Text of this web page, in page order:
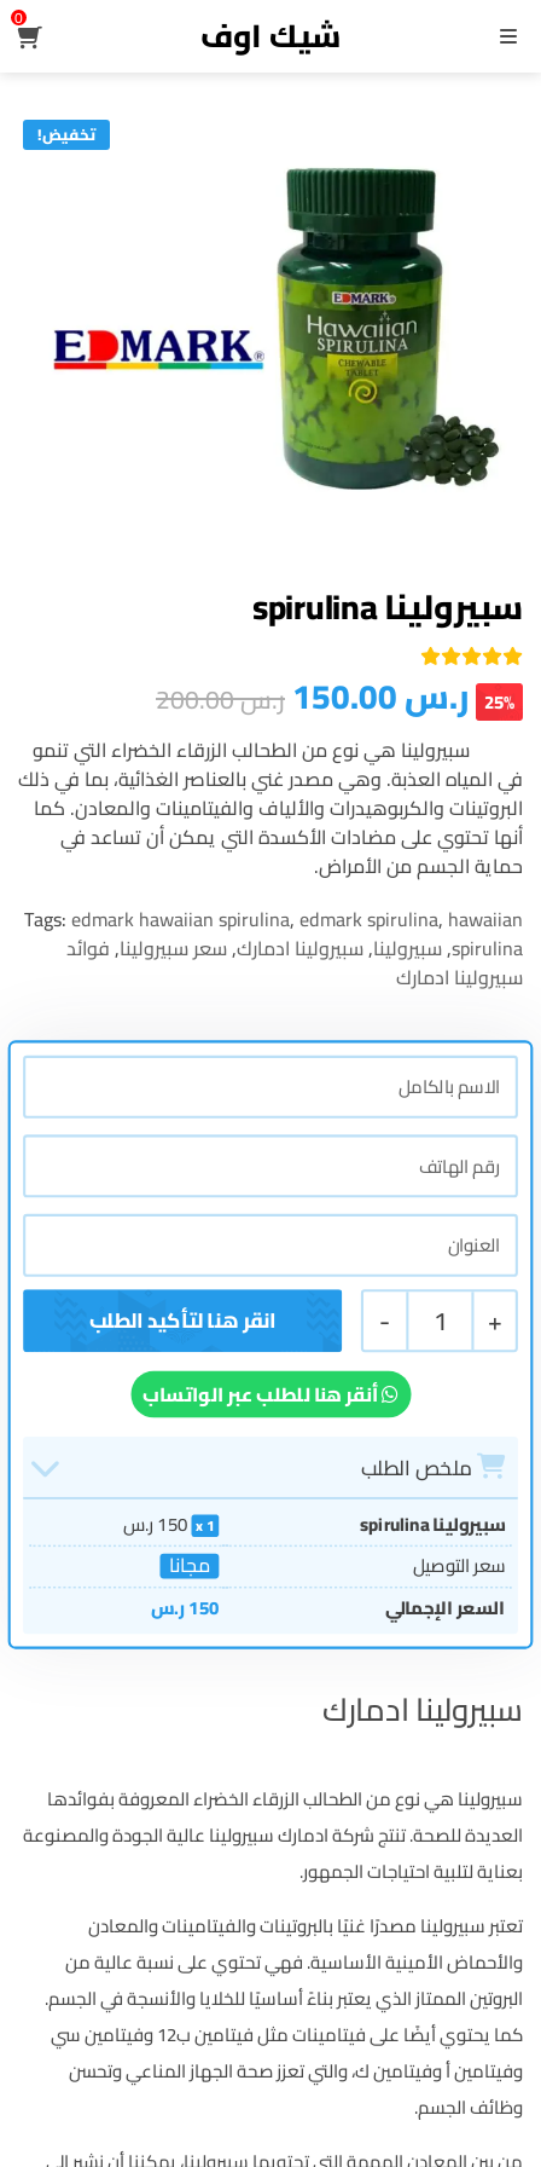
القائمة شيك اوف 0
تخفيض!
سبيرولينا spirulina
تم التقييم بـ
5.00 من 5
بناءً على
تقييم عميل
واحد
ر.س ر.س200.00 25%
سبيرولينا هي نوع من الطحالب الزرقاء الخضراء التي تنمو
في المياه العذبة. وهي مصدر غني بالعناصر الغذائية، بما في ذلك
البروتينات والكربوهيدرات والألياف والفيتامينات والمعادن. كما
أنها تحتوي على مضادات الأكسدة التي يمكن أن تساعد في
حماية الجسم من الأمراض.
Tags:edmark hawaiian spirulina,edmark spirulina, hawaiian
spirulina
,سبيرولينا,سبيرولينا ادمارك,سعر سبيرولينا,فوائد
سبيرولينا ادمارك
+
1
-
أنقر هنا للطلب عبر الواتساب
ملخص الطلب
سبيرولينا spirulina 1
150ر.س
سعر التوصيل
مجانا
السعر الإجمالي 150ر.س
سبيرولينا ادمارك
سبيرولينا هي نوع من الطحالب الزرقاء الخضراء المعروفة بفوائدها
العديدة للصحة. تنتج شركة ادمارك سبيرولينا عالية الجودة والمصنوعة
بعناية لتلبية احتياجات الجمهور.
تعتبر سبيرولينا مصدرًا غنيًا بالبروتينات والفيتامينات والمعادن
والأحماض الأمينية الأساسية. فهي تحتوي على نسبة عالية من
البروتين الممتاز الذي يعتبر بناءً أساسيًا للخلايا والأنسجة في الجسم.
كما يحتوي أيضًا على فيتامينات مثل فيتامين ب12 وفيتامين سي
وفيتامين أ وفيتامين ك، والتي تعزز صحة الجهاز المناعي وتحسن
وظائف الجسم.